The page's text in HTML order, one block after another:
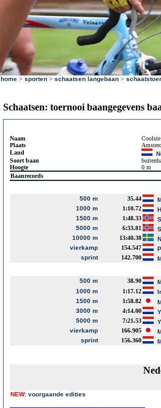
home > sporten > schaatsen langebaan >
Schaatsen: toernooi baangegevens
Naam
Coolste
Plaats
Land
Soort baan
Hoogte
0 m
Baanrecords
500 m 35.44
1000 m
1:10.72
1500 m
1:48.33
5000 m
6:33.81
10000 m
13:40.38
vierkamp
154.547
sprint
142.700
500 m 38.90
1000 m
1:17.12
1500 m
1:58.82
3000 m
4:14.00
5000 m
7:21.53
vierkamp
166.905
sprint
156.360
NEW: voorgaande edities